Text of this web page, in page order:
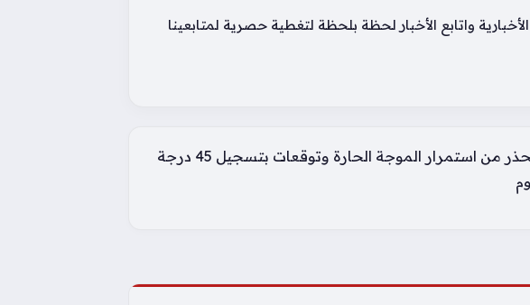
واتابع الأخبار لحظة بلحظة لتغطية حصرية لمتابعينا
الأرصاد تحذر من استمرار الموجة الحارة وتوقعات بتسجيل 45 درجة